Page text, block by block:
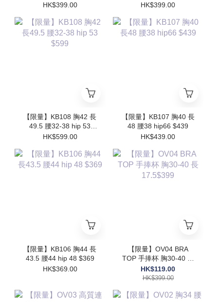
HK$399.00
HK$399.00
【限量】KB108 胸42 長
49.5 腰32-38 hip 53
$599
HK$599.00
【限量】KB107 胸40 長
48 腰38 hip66 $439
HK$439.00
【限量】KB106 胸44 長
43.5 腰44 hip 48 $369
HK$369.00
【限量】OV04 BRA
TOP 手捧杯 胸30-40 長
17.5$399
HK$119.00
HK$399.00